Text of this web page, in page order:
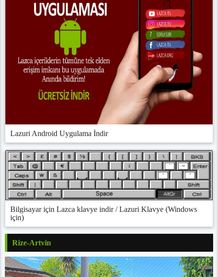
Lazuri Android Uygulama İndir
Bilgisayar için Lazca klavye indir / Lazuri Klavye (Windows
için)
Rize-Artvin